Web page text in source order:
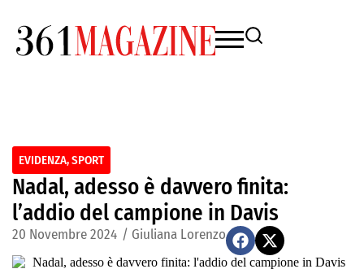
EVIDENZA,SPORT
Nadal, adesso è davvero finita:
l’addio del campione in Davis
20 Novembre 2024 / Giuliana Lorenzo